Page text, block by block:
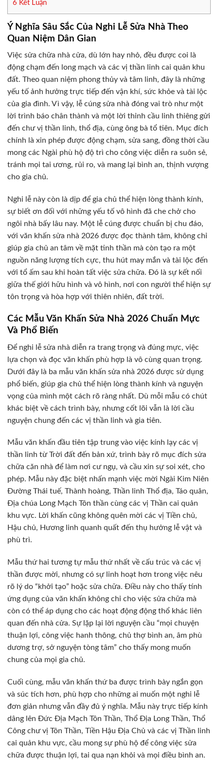
6 Kết Luận
Ý Nghĩa Sâu Sắc Của Nghi Lễ Sửa Nhà Theo
Quan Niệm Dân Gian
Việc sửa chữa nhà cửa, dù lớn hay nhỏ, đều được coi là
động chạm đến long mạch và các vị thần linh cai quản khu
đất. Theo quan niệm phong thủy và tâm linh, đây là những
yếu tố ảnh hưởng trực tiếp đến vận khí, sức khỏe và tài lộc
của gia đình. Vì vậy, lễ cúng sửa nhà đóng vai trò như một
lời trình báo chân thành và một lời thỉnh cầu linh thiêng gửi
đến chư vị thần linh, thổ địa, cùng ông bà tổ tiên. Mục đích
chính là xin phép được động chạm, sửa sang, đồng thời cầu
mong các Ngài phù hộ độ trì cho công việc diễn ra suôn sẻ,
tránh mọi tai ương, rủi ro, và mang lại bình an, thịnh vượng
cho gia chủ.
Nghi lễ này còn là dịp để gia chủ thể hiện lòng thành kính,
sự biết ơn đối với những yếu tố vô hình đã che chở cho
ngôi nhà bấy lâu nay. Một lễ cúng được chuẩn bị chu đáo,
với văn khấn sửa nhà 2026 được đọc thành tâm, không chỉ
giúp gia chủ an tâm về mặt tinh thần mà còn tạo ra một
nguồn năng lượng tích cực, thu hút may mắn và tài lộc đến
với tổ ấm sau khi hoàn tất việc sửa chữa. Đó là sự kết nối
giữa thế giới hữu hình và vô hình, nơi con người thể hiện sự
tôn trọng và hòa hợp với thiên nhiên, đất trời.
Các Mẫu Văn Khấn Sửa Nhà 2026 Chuẩn Mực
Và Phổ Biến
Để nghi lễ sửa nhà diễn ra trang trọng và đúng mực, việc
lựa chọn và đọc văn khấn phù hợp là vô cùng quan trọng.
Dưới đây là ba mẫu văn khấn sửa nhà 2026 được sử dụng
phổ biến, giúp gia chủ thể hiện lòng thành kính và nguyện
vọng của mình một cách rõ ràng nhất. Dù mỗi mẫu có chút
khác biệt về cách trình bày, nhưng cốt lõi vẫn là lời cầu
nguyện chung đến các vị thần linh và gia tiên.
Mẫu văn khấn đầu tiên tập trung vào việc kính lạy các vị
thần linh từ Trời đất đến bản xứ, trình bày rõ mục đích sửa
chữa căn nhà để làm nơi cư ngụ, và cầu xin sự soi xét, cho
phép. Mẫu này đặc biệt nhấn mạnh việc mời Ngài Kim Niên
Đường Thái tuế, Thành hoàng, Thần linh Thổ địa, Táo quân,
Địa chúa Long Mạch Tôn thần cùng các vị Thần cai quản
khu vực. Lời khấn cũng không quên mời các vị Tiền chủ,
Hậu chủ, Hương linh quanh quất đến thụ hưởng lễ vật và
phù trì.
Mẫu thứ hai tương tự mẫu thứ nhất về cấu trúc và các vị
thần được mời, nhưng có sự linh hoạt hơn trong việc nêu
rõ lý do “khởi tạo” hoặc sửa chữa. Điều này cho thấy tính
ứng dụng của văn khấn không chỉ cho việc sửa chữa mà
còn có thể áp dụng cho các hoạt động động thổ khác liên
quan đến nhà cửa. Sự lặp lại lời nguyện cầu “mọi chuyện
thuận lợi, công việc hanh thông, chủ thợ bình an, âm phù
dương trợ, sở nguyện tòng tâm” cho thấy mong muốn
chung của mọi gia chủ.
Cuối cùng, mẫu văn khấn thứ ba được trình bày ngắn gọn
và súc tích hơn, phù hợp cho những ai muốn một nghi lễ
đơn giản nhưng vẫn đầy đủ ý nghĩa. Mẫu này trực tiếp kính
dâng lên Đức Địa Mạch Tôn Thần, Thổ Địa Long Thần, Thổ
Công chư vị Tôn Thần, Tiền Hậu Địa Chủ và các vị Thần linh
cai quản khu vực, cầu mong sự phù hộ để công việc sửa
chữa được thuận lợi, tai qua nạn khỏi và mọi điều bình an.